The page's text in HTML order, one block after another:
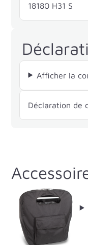
18180 H31 S
Afficher la
Déclaration de